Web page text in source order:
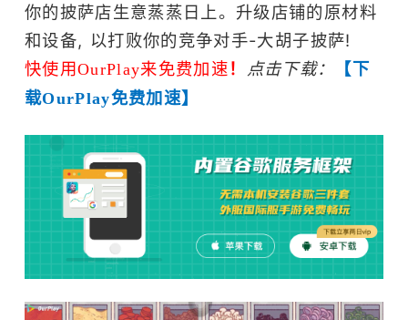
你的披萨店生意蒸蒸日上。升级店铺的原材料
和设备, 以打败你的竞争对手-大胡子披萨!
快使用OurPlay来免费加速 ！ 点击下载：
【下
载OurPlay免费加速】